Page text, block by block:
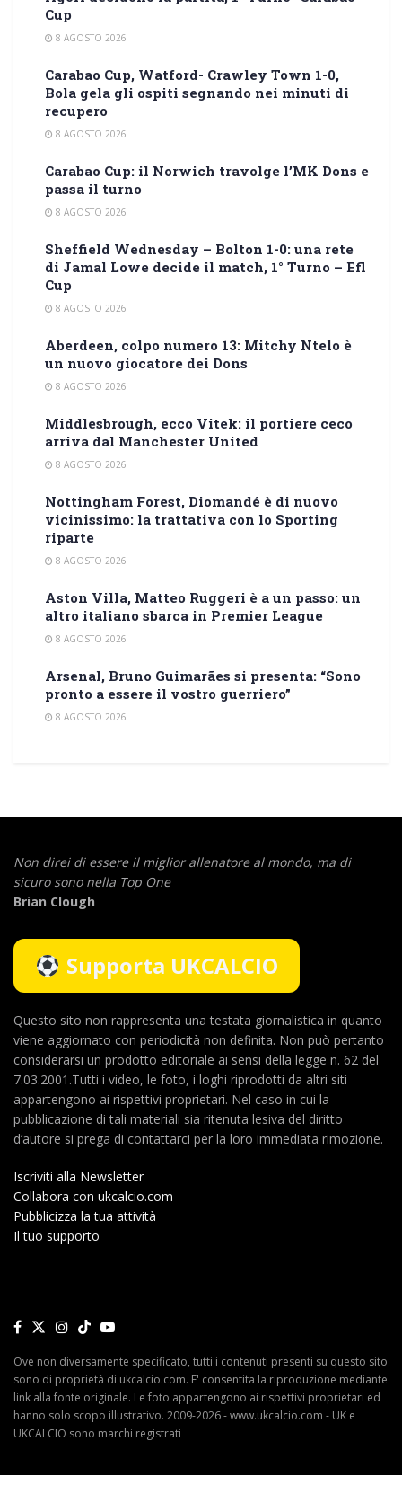
Cup
8 AGOSTO 2026
Carabao Cup, Watford- Crawley Town 1-0,
Bola gela gli ospiti segnando nei minuti di
recupero
8 AGOSTO 2026
Carabao Cup: il Norwich travolge l’MK Dons e
passa il turno
8 AGOSTO 2026
Sheffield Wednesday – Bolton 1-0: una rete
di Jamal Lowe decide il match, 1° Turno – Efl
Cup
8 AGOSTO 2026
Aberdeen, colpo numero 13: Mitchy Ntelo è
un nuovo giocatore dei Dons
8 AGOSTO 2026
Middlesbrough, ecco Vitek: il portiere ceco
arriva dal Manchester United
8 AGOSTO 2026
Nottingham Forest, Diomandé è di nuovo
vicinissimo: la trattativa con lo Sporting
riparte
8 AGOSTO 2026
Aston Villa, Matteo Ruggeri è a un passo: un
altro italiano sbarca in Premier League
8 AGOSTO 2026
Arsenal, Bruno Guimarães si presenta: “Sono
pronto a essere il vostro guerriero”
8 AGOSTO 2026
Non direi di essere il miglior allenatore al mondo, ma di
sicuro sono nella Top One
Brian Clough
Supporta UKCALCIO
Questo sito non rappresenta una testata giornalistica in quanto
viene aggiornato con periodicità non definita. Non può pertanto
considerarsi un prodotto editoriale ai sensi della legge n. 62 del
7.03.2001.Tutti i video, le foto, i loghi riprodotti da altri siti
appartengono ai rispettivi proprietari. Nel caso in cui la
pubblicazione di tali materiali sia ritenuta lesiva del diritto
d’autore si prega di contattarci per la loro immediata rimozione.
Iscriviti alla Newsletter
Collabora con ukcalcio.com
Pubblicizza la tua attività
Il tuo supporto
Ove non diversamente specificato, tutti i contenuti presenti su questo sito
sono di proprietà di ukcalcio.com. E' consentita la riproduzione mediante
link alla fonte originale. Le foto appartengono ai rispettivi proprietari ed
hanno solo scopo illustrativo. 2009-2026 - www.ukcalcio.com - UK e
UKCALCIO sono marchi registrati